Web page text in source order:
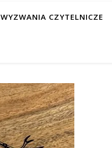
WYZWANIA CZYTELNICZE